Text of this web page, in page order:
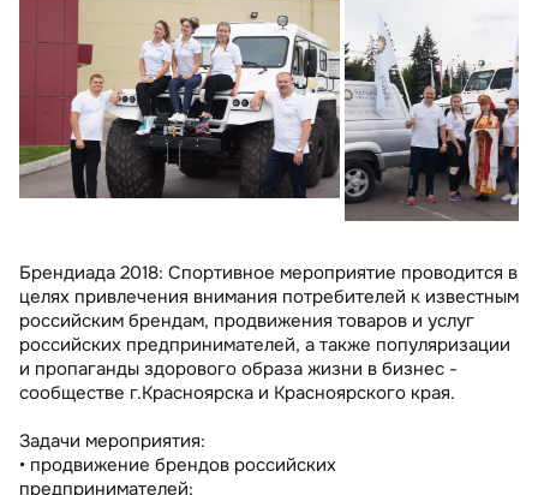
Брендиада 2018: Спортивное мероприятие проводится в
целях привлечения внимания потребителей к известным
российским брендам, продвижения товаров и услуг
российских предпринимателей, а также популяризации
и пропаганды здорового образа жизни в бизнес -
сообществе г.Красноярска и Красноярского края.
Задачи мероприятия:
• продвижение брендов российских
предпринимателей;